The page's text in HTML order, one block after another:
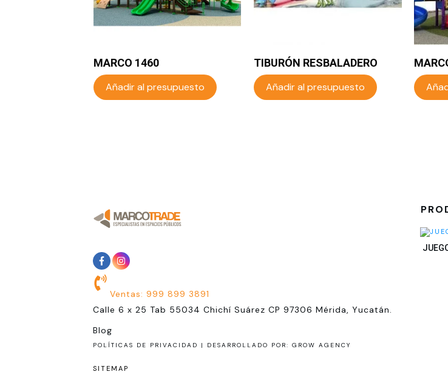
MARCO 1460
Añadir al presupuesto
TIBURÓN RESBALADERO
Añadir al presupuesto
Ventas: 999 899 3891
Calle 6 x 25 Tab 55034 Chichí Suárez CP 97306 Mérida, Yucatán.
Blog
POLÍTICAS DE PRIVACIDAD | DESARROLLADO POR: GROW AGENCY
SITEMAP